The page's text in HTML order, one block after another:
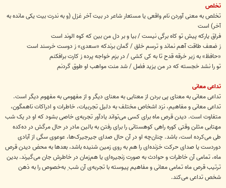
تخلص
تخلص به معنی آوردن نام واقعی یا مستعار شاعر در بیت آخر غزل (و به ندرت بیت یکی مانده به
آخر) است
فراق یارکه پیش تو کاه برگی نیست / بیا و بر دل من بین که کوه الوند است
ز ضعف طاقت آهم نماند و ترسم خلق / گمان برندکه «سعدی» ز دوست خرسند است
«حافظ» به زیر خرقه قدح تا به کی کشی / در بزم خواجه پرده ز کارت برافکنم
تو را نشد خجسته که در من یزید فضل / شد منت مواهب او طوق گردنم
تداعی معانی
تداعی معانی به معنای پی بردن از معنایی به معنای دیگر و از مفهومی به مفهوم دیگر است.
تداعی معانی و مفاهیم، نزد اشخاص مختلف به دلیل تجربیات، خاطرات و ادراکات ناهمگون،
متفاوت است. دیدن قرص ماه برای کسی می‌تواند یادآور تجربه‌ی خاصی بشود که او در یک شب
مهتابی مثلن وقتی کوره ‌راهی کوهستانی را برای رفتن به بالین مادر در حال مرگش در ده‌کده
طی می‌کرده است، باشد. چنان‌چه او در آن حال صدای جیرجیرک‌ها، عوعوی سگی از آبادی
دوردست یا صدای حرکت خزنده‌ای را هم به روی زمین شنیده باشد، بعدها به محض دیدن قرص
ماه، تمامی آن خاطرات و حوادث به صورت زنجیره‌ای یا هم‌زمان در خاطرش جان می‌گیرند. بدین
ترتیب قرص ماه تمامی معانی و مفاهیم پیوسته با تجربه‌ی آن شب ِ به‌خصوص را به ذهن
شخص تداعی می‌کند.